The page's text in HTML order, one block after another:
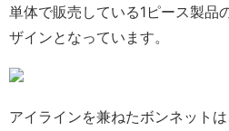
単体で販売している1ピース製品
ザインとなっています。
アイラインを兼ねたボンネット